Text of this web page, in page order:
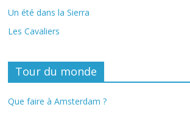
Un été dans la Sierra
Les Cavaliers
Tour du monde
Que faire à Amsterdam ?